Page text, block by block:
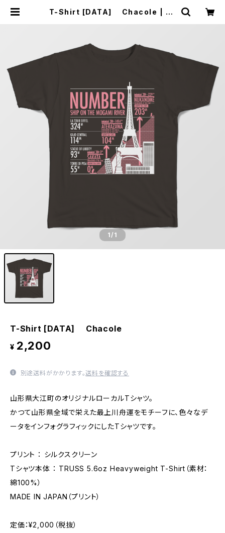
T-Shirt [DATA] Chacole | ca
1/1
T-Shirt [DATA] Chacole
¥ 2,200
別途送料がかかります。送料を確認する
山形県大江町のオリジナルローカルTシャツ。
かつて山形県全域で栄えた最上川舟運をモチーフに、色々なデ
ータをインフォグラフィックにしたTシャツです。
プリント ： シルクスクリーン
Tシャツ本体 ： TRUSS 5.6oz Heavyweight T-Shirt（素材：
綿100%）
MADE IN JAPAN（プリント）
定価：¥2,000（税抜）